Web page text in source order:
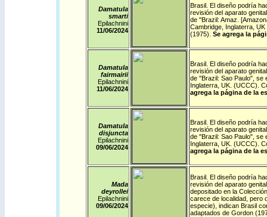
Damatula
smarti
Epilachnini
11/06/2024
Brasil. El diseño podría
revisión del aparato
de "Brazil: Amaz.
Cambridge, Inglaterra,
(1975). Se agrega la
Damatula
fairmairii
Epilachnini
11/06/2024
Brasil. El diseño podría
revisión del aparato
de "Brazil: Sao Paulo", se
Inglaterra, UK. (UCCC).
agrega la página de la
Damatula
disjuncta
Epilachnini
09/06/2024
Brasil. El diseño podría
revisión del aparato
de "Brazil: Sao Paulo", se
Inglaterra, UK. (UCCC).
agrega la página de la
Mada
deyrollei
Epilachnini
09/06/2024
Brasil. El diseño podría
revisión del aparato
depositado en la
carece de localidad, pero
especie), indican Brasil
adaptados de Gordon